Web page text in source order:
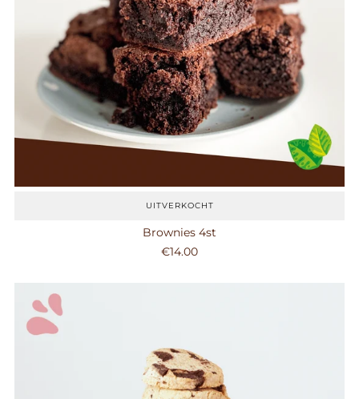
UITVERKOCHT
Brownies 4st
€14.00